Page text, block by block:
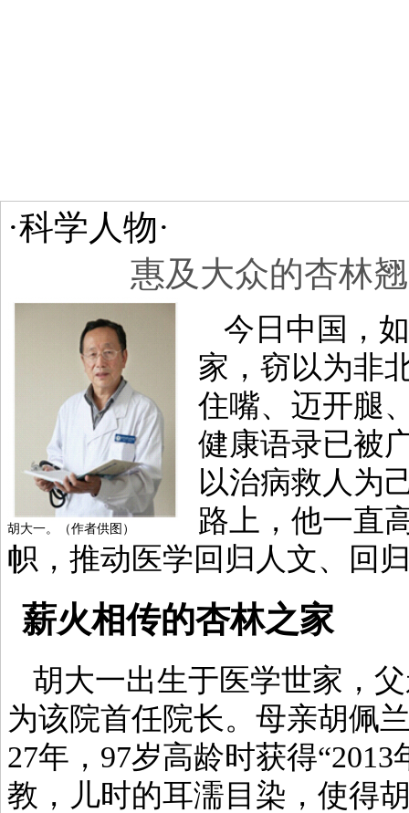
·科学人物·
惠及大众的杏林
胡大一。（作者供图）
今日中国，
家，窃以为非
住嘴、迈开腿
健康语录已被
以治病救人为
路上，他一直
帜，推动医学回归人文、回
薪火相传的杏林之家
胡大一出生于医学世家，
为该院首任院长。母亲胡佩
27年，97岁高龄时获得
教，儿时的耳濡目染，使得